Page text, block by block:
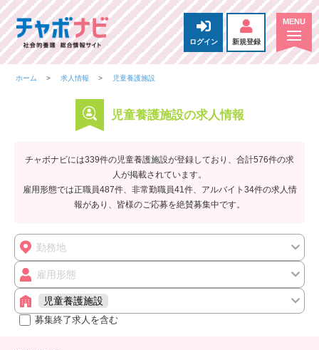
ログイン 新規登録
ホーム 求人情報 児童養護施設
児童養護施設の求人情報
チャボナビには339件の児童養護施設が登録しており、合計576件の求
人が掲載されています。
雇用形態では正職員487件、非常勤職員41件、アルバイト34件の求人情
報があり、皆様のご応募を絶賛募集中です。
勤務地
雇用形態
児童養護施設
募集終了求人を含む